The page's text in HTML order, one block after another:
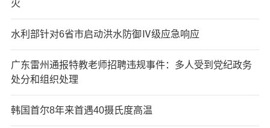
火
水利部针对6省市启动洪水防御Ⅳ级应急响应
广东雷州通报特教老师招聘违规事件：多人受到党纪政务
处分和组织处理
韩国首尔8年来首遇40摄氏度高温